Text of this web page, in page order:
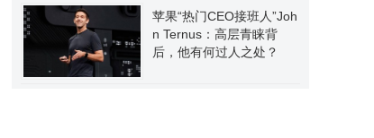
苹果“热门CEO接班人”Joh
n Ternus：高层青睐背
后，他有何过人之处？